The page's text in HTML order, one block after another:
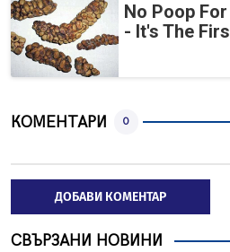
No Poop
- It's The
КОМЕНТАРИ 0
ДОБАВИ КОМЕНТАР
СВЪРЗАНИ НОВИНИ